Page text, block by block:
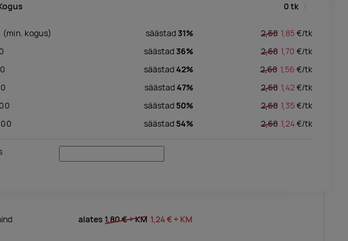
0 tk
(min. kogus) säästad 31% 2,68 1,85€/tk
säästad 36% 2,68 1,70 €/tk
säästad42% 2,68 1,56 €/tk
säästad47% 2,68 1,42€/tk
säästad 50% 2,68 1,35€/tk
säästad 54% 2,68 1,24€/tk
alates 1,80 €+ KM 1,24 € + KM